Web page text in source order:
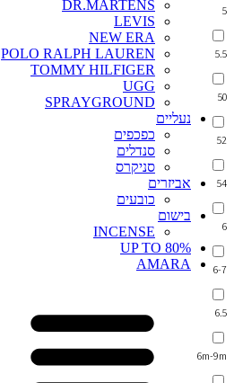
5
5.5
50
52
54
6
6-7
6.5
6m-9m
DR.MARTENS
LEVIS
NEW ERA
POLO RALPH LAUREN
TOMMY HILFIGER
UGG
SPRAYGROUND
נעליים
כפכפים
סנדלים
סניקרס
אביזרים
כובעים
בישום
INCENSE
UP TO 80%
AMARA